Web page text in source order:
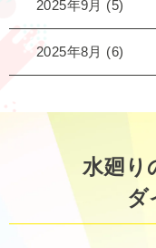
2025年9月 (5)
2025年8月 (6)
水廻り
ダ